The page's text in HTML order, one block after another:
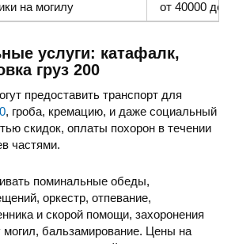
на могилу от 40000 до
услуги: катафалк,
груз 200
предоставить транспорт для
, гроба, кремацию, и даже социальный
скидок, оплаты похорон в течении
частями.
поминальные обеды,
оркестр, отпевание,
и скорой помощи, захоронения
бальзамирование. Цены на